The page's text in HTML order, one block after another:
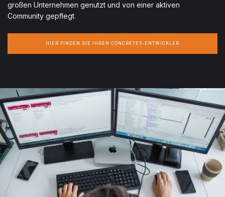
großen Unternehmen genutzt und von einer aktiven
Community gepflegt.
HIER FINDEN SIE IHREN CONCRETE5-ENTWICKLER